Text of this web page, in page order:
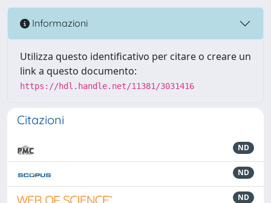
Informazioni
Utilizza questo identificativo per citare o creare un
link a questo documento:
https://hdl.handle.net/11381/3031416
Citazioni
ND
ND
ND